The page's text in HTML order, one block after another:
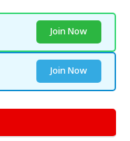
Join Now
Join Now